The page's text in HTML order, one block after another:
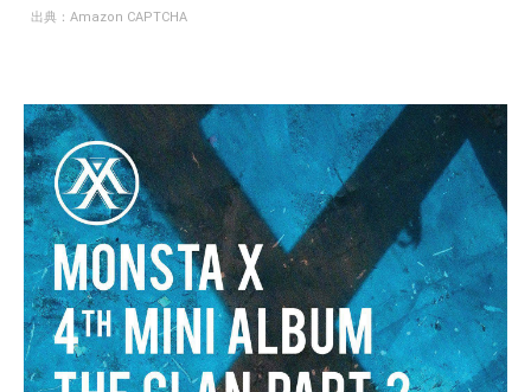
出典： Amazon CAPTCHA